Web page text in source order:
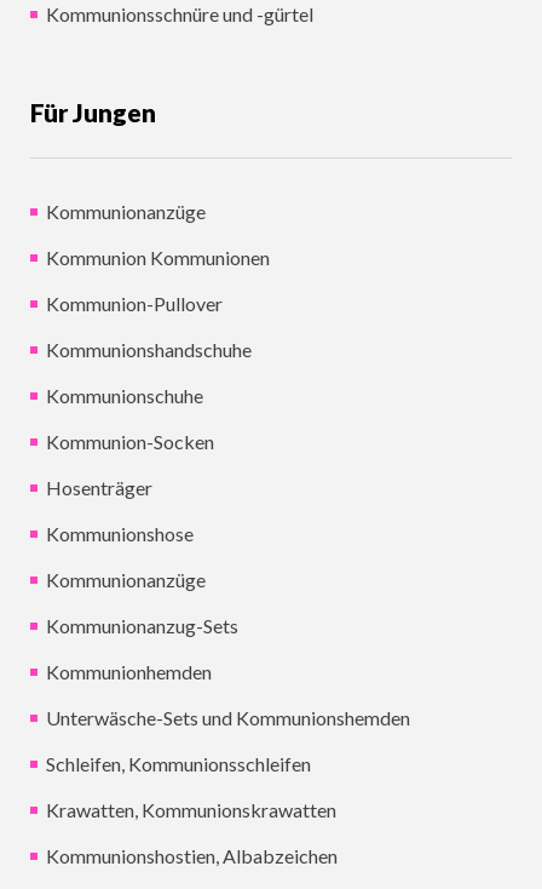
Kommunionsschnüre und -gürtel
Für Jungen
Kommunionanzüge
Kommunion Kommunionen
Kommunion-Pullover
Kommunionshandschuhe
Kommunionschuhe
Kommunion-Socken
Hosenträger
Kommunionshose
Kommunionanzüge
Kommunionanzug-Sets
Kommunionhemden
Unterwäsche-Sets und Kommunionshemden
Schleifen, Kommunionsschleifen
Krawatten, Kommunionskrawatten
Kommunionshostien, Albabzeichen